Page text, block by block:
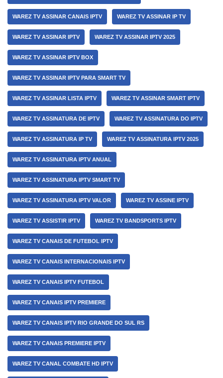
WAREZ TV ASSINAR CANAIS IPTV WAREZ TV ASSINAR IP TV
WAREZ TV ASSINAR IPTV WAREZ TV ASSINAR IPTV 2025
WAREZ TV ASSINAR IPTV BOX
WAREZ TV ASSINAR IPTV PARA SMART TV
WAREZ TV ASSINAR LISTA IPTV WAREZ TV ASSINAR SMART IPTV
WAREZ TV ASSINATURA DE IPTV WAREZ TV ASSINATURA DO IPTV
WAREZ TV ASSINATURA IP TV WAREZ TV ASSINATURA IPTV 2025
WAREZ TV ASSINATURA IPTV ANUAL
WAREZ TV ASSINATURA IPTV SMART TV
WAREZ TV ASSINATURA IPTV VALOR WAREZ TV ASSINE IPTV
WAREZ TV ASSISTIR IPTV WAREZ TV BANDSPORTS IPTV
WAREZ TV CANAIS DE FUTEBOL IPTV
WAREZ TV CANAIS INTERNACIONAIS IPTV
WAREZ TV CANAIS IPTV FUTEBOL
WAREZ TV CANAIS IPTV PREMIERE
WAREZ TV CANAIS IPTV RIO GRANDE DO SUL RS
WAREZ TV CANAIS PREMIERE IPTV
WAREZ TV CANAL COMBATE HD IPTV